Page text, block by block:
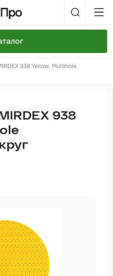
и полоски
и пасты
материалы
Аэрографы
938 Yellow, Multihole
938